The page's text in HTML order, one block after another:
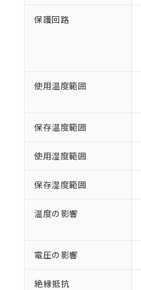
保護回路
使用温度範囲
保存温度範囲
使用湿度範囲
保存湿度範囲
温度の影響
電圧の影響
絶縁抵抗